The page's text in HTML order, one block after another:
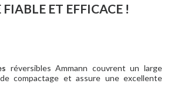
ET EFFICACE !
réversibles Ammann couvrent un large
compactage et assure une excellente